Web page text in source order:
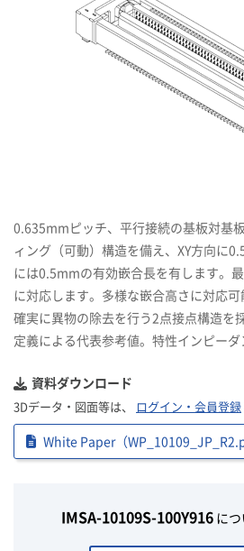
0.635mmピッチ、平行接続の基板対基
ィング（可動）構造を備え、XY方向に
には0.5mmの有効嵌合長を有します。
に対応します。多様な嵌合高さに対応
確実に異物の除去を行う2点接点構造
定義による代表参考値。特性インピー
資料ダウンロード
3Dデータ・図面等は、 ログイン・会員登録
White Paper（
IMSA-10109S-100Y916 に